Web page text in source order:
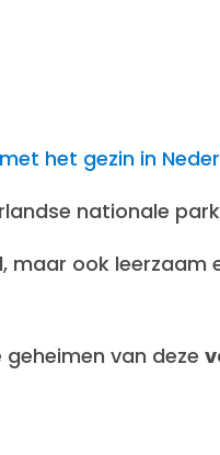
het gezin in
nationale
ook leerzaam
van deze